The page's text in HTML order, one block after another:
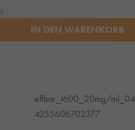
IN DEN WARENKORB
elfbar_t600_20mg/ml_04
4255606702377